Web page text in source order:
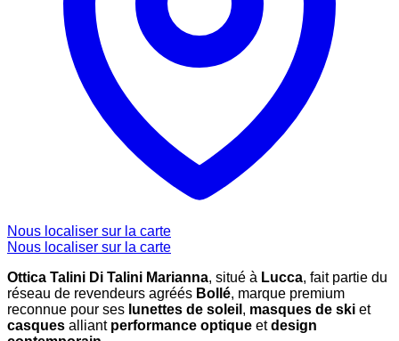
Nous localiser sur la carte
Nous localiser sur la carte
Ottica Talini Di Talini Marianna, situé à Lucca, fait partie du
réseau de revendeurs agréés Bollé, marque premium
reconnue pour ses lunettes de soleil , masques de ski et
casques alliant performance optique etdesign